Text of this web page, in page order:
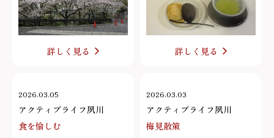
詳しく見る 詳しく見る
2026.03.05
アクティブライフ夙川
食を愉しむ
2026.03.03
アクティブライフ夙川
梅見散策